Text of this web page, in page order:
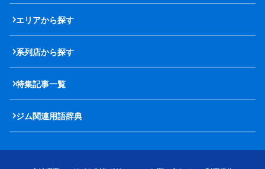
エリアから探す
系列店から探す
特集記事一覧
ジム関連用語辞典